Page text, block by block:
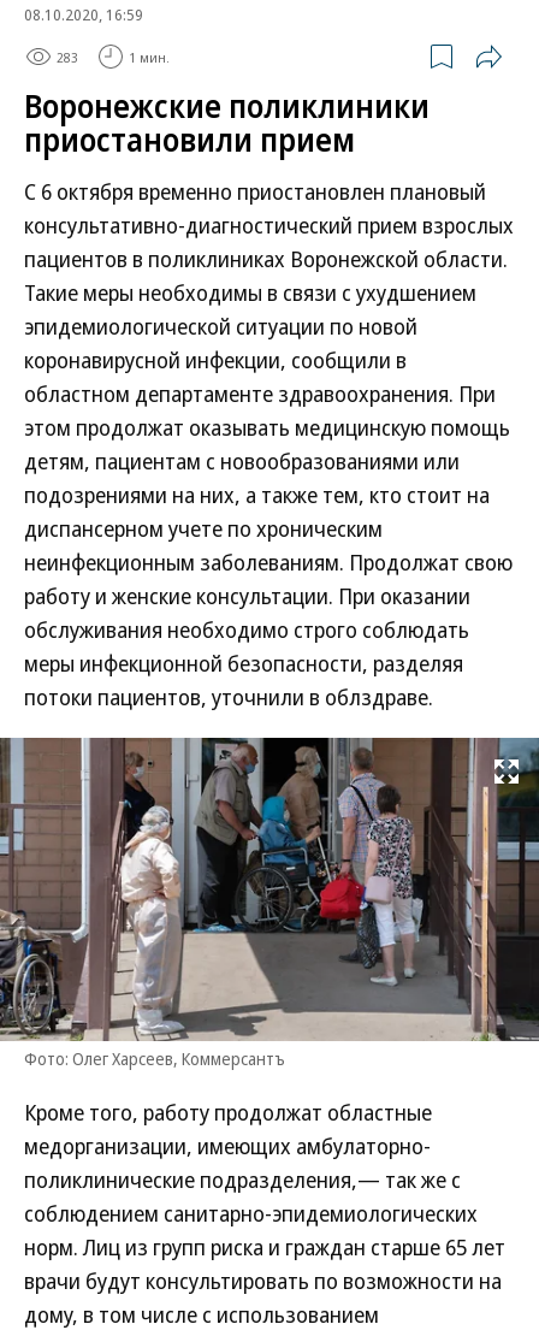
08.10.2020, 16:59
283 1 мин.
Воронежские поликлиники
приостановили прием
С 6 октября временно приостановлен плановый
консультативно-диагностический прием взрослых
пациентов в поликлиниках Воронежской области.
Такие меры необходимы в связи с ухудшением
эпидемиологической ситуации по новой
коронавирусной инфекции, сообщили в
областном департаменте здравоохранения. При
этом продолжат оказывать медицинскую помощь
детям, пациентам с новообразованиями или
подозрениями на них, а также тем, кто стоит на
диспансерном учете по хроническим
неинфекционным заболеваниям. Продолжат свою
работу и женские консультации. При оказании
обслуживания необходимо строго соблюдать
меры инфекционной безопасности, разделяя
потоки пациентов, уточнили в облздраве.
Развернуть
Фото: Олег Харсеев, Коммерсантъ
Кроме того, работу продолжат областные
медорганизации, имеющих амбулаторно-
поликлинические подразделения,— так же с
соблюдением санитарно-эпидемиологических
норм. Лиц из групп риска и граждан старше 65 лет
врачи будут консультировать по возможности на
дому, в том числе с использованием